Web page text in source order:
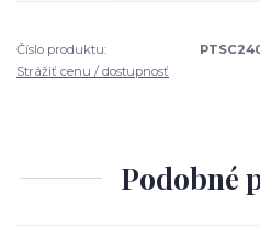
Číslo produktu:
Strážiť cenu / dostupnosť
Podobné